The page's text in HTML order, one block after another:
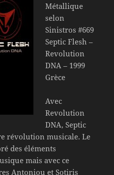
Métallique
selon
Sinistros #669
Septic Flesh –
Revolution
DNA – 1999
Grèce
Avec
Revolution
DNA, Septic
révolution musicale. Le
des éléments
mais avec ce
Antoniou et Sotiris